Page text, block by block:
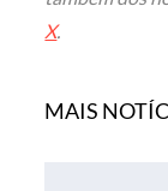
X.
MAIS